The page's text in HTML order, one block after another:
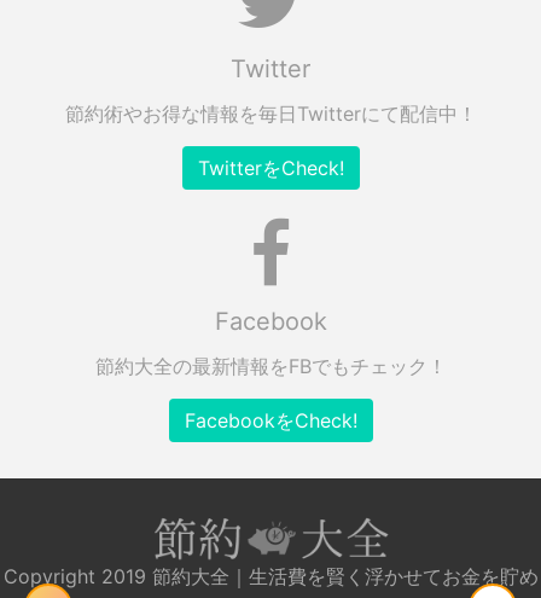
Twitter
節約術やお得な情報を毎日Twitterにて配信中！
TwitterをCheck!
Facebook
節約大全の最新情報をFBでもチェック！
FacebookをCheck!
Copyright 2019 節約大全｜生活費を賢く浮かせてお金を貯め